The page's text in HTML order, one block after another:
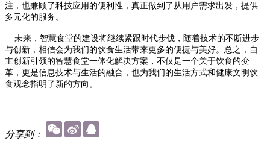
注，也兼顾了科技应用的便利性，真正做到了从用户需求出发，提供
多元化的服务。
未来，智慧食堂的建设将继续紧跟时代步伐，随着技术的不断进步
与创新，相信会为我们的饮食生活带来更多的便捷与美好。总之，自
主创新引领的智慧食堂一体化解决方案，不仅是一个关于饮食的变
革，更是信息技术与生活的融合，也为我们的生活方式和健康文明饮
食观念指明了新的方向。
分享到：